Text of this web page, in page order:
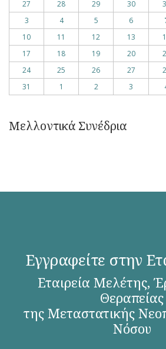
27
28 29 30
3
4 5 6
10
11 12 13
17
18 19 20
24
25 26 27
31
1 2 3
Μελλοντικά Συνέδρια
Εγγραφείτε στην
Εταιρεία Μελέτης,
Θεραπείας
της Μεταστατικής
Νόσου